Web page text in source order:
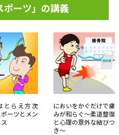
ポーツ」の講義
とらえ方次
ーツとメン
においをかぐだけで痛
みが和らぐ～柔道整復
と心理の意外な結びつ
き～